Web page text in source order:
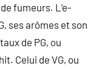
fumeurs. L’e-
ses arômes et son
de PG, ou
Celui de VG, ou